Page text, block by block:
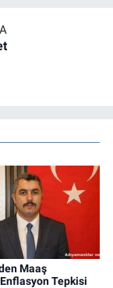
Maaş
Tepkisi